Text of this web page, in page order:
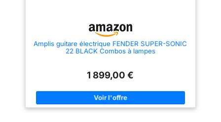
Amplis guitare électrique FENDER SUPER-SONIC
22 BLACK Combos à lampes
1 899,00 €